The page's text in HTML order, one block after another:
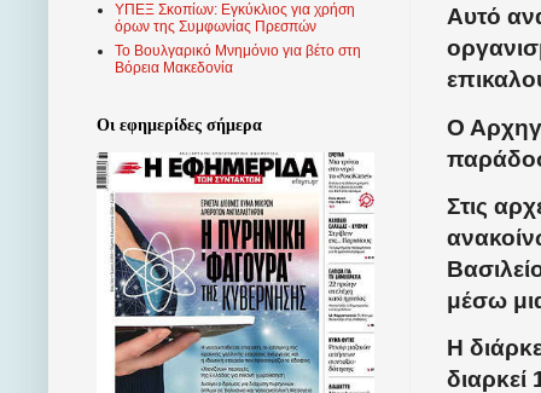
Αυτό
Ο
Στις
μέσω
Η
διαρκεί
ΥΠΕΞ Σκοπίων: Εγκύκλιος για χρήση
όρων της Συμφωνίας Πρεσπών
Το Βουλγαρικό Μνημόνιο για βέτο στη
Βόρεια Μακεδονία
Οι εφημερίδες σήμερα